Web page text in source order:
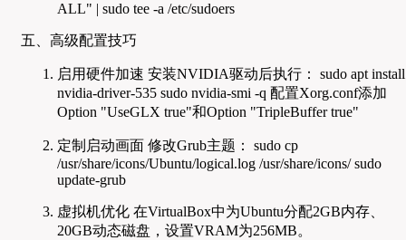
ALL" | sudo tee -a /etc/sudoers
五、高级配置技巧
启用硬件加速 安装NVIDIA驱动后执行： sudo apt install
nvidia-driver-535 sudo nvidia-smi -q 配置Xorg.conf添加
Option "UseGLX true"和Option "TripleBuffer true"
定制启动画面 修改Grub主题： sudo cp
/usr/share/icons/Ubuntu/logical.log /usr/share/icons/ sudo
update-grub
虚拟机优化 在VirtualBox中为Ubuntu分配2GB内存、
20GB动态磁盘，设置VRAM为256MB。